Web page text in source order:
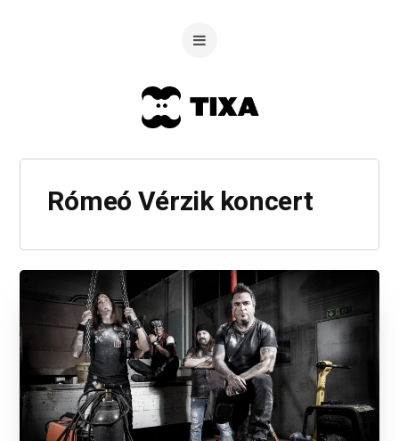
Rómeó Vérzik koncert